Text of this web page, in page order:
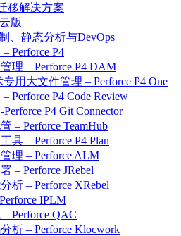
移解决方案
版
、静态分析与DevOps
Perforce P4
理 – Perforce P4 DAM
用大文件管理 – Perforce P4 One
Perforce P4 Code Review
P4 Git Connector
– Perforce TeamHub
具 – Perforce P4 Plan
理 – Perforce ALM
– Perforce JRebel
析 – Perforce XRebel
IPLM
Perforce QAC
析 – Perforce Klocwork